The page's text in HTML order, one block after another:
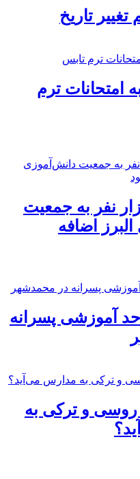
تغییر تاریخ
امتحانات ترم
۱۲ هزار نفر به جمعیت
اضافه
آموزشی پسرانه
روسی و ترکی به